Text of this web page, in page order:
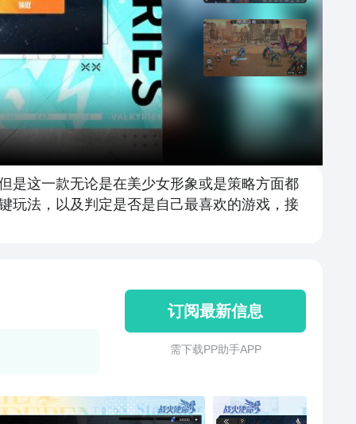
是这一款无论是在美少女形象或是策略方面都
玩法，以及判定是否是自己最喜欢的游戏，接
订阅最新信息
需 下 载 P P 助 手 A P P